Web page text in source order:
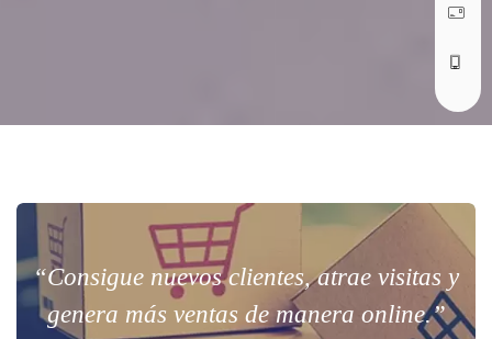
“Consigue nuevos clientes, atrae visitas y
genera más ventas de manera online.”